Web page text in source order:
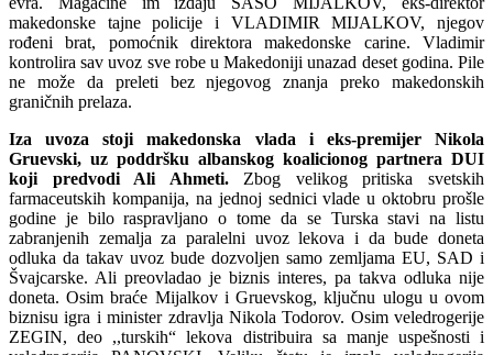
makedonske tajne policije i VLADIMIR MIJALKOV, njegov
rođeni brat, pomoćnik direktora makedonske carine. Vladimir
kontrolira sav uvoz sve robe u Makedoniji unazad deset godina. Pile
ne može da preleti bez njegovog znanja preko makedonskih
graničnih prelaza.
Iza uvoza stoji makedonska vlada i eks-premijer Nikola
Gruevski, uz poddršku albanskog koalicionog partnera DUI
koji predvodi Ali Ahmeti.Zbog velikog pritiska svetskih
farmaceutskih kompanija, na jednoj sednici vlade u oktobru prošle
godine je bilo raspravljano o tome da se Turska stavi na listu
zabranjenih zemalja za paralelni uvoz lekova i da bude doneta
odluka da takav uvoz bude dozvoljen samo zemljama EU, SAD i
Švajcarske. Ali preovladao je biznis interes, pa takva odluka nije
doneta. Osim braće Mijalkov i Gruevskog, ključnu ulogu u ovom
biznisu igra i minister zdravlja Nikola Todorov. Osim veledrogerije
ZEGIN, deo ,,turskih“ lekova distribuira sa manje uspešnosti i